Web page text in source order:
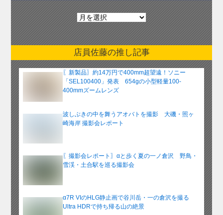
月
別
ア
ー
カ
イ
ブ
店員佐藤の推し記事
〖新製品〗約14万円で400mm超望遠！ソニー
「SEL100400」発表 654gの小型軽量100-
400mmズームレンズ
波しぶきの中を舞うアオバトを撮影 大磯・照ヶ
崎海岸 撮影会レポート
〖撮影会レポート〗αと歩く夏の一ノ倉沢 野鳥・
雪渓・土合駅を巡る撮影会
α7R VIのHLG静止画で谷川岳・一の倉沢を撮る
Ultra HDRで持ち帰る山の絶景